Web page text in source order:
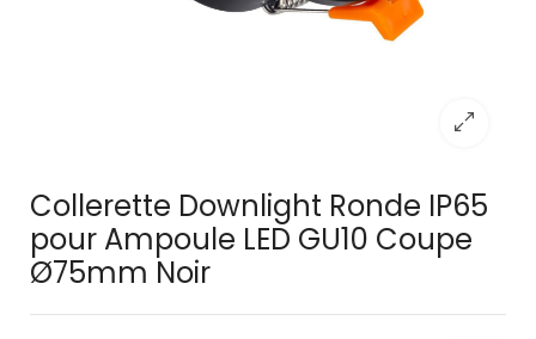
Collerette Downlight Ronde IP65
pour Ampoule LED GU10 Coupe
Ø75mm Noir